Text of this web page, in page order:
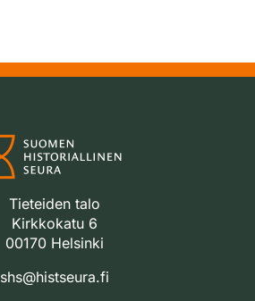
Tieteiden talo
Kirkkokatu 6
00170 Helsinki
shs@histseura.fi